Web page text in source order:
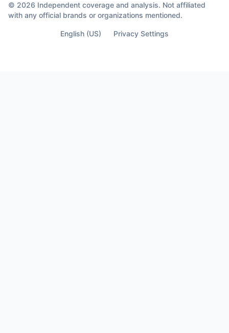
© 2026 Independent coverage and analysis. Not affiliated
with any official brands or organizations mentioned.
English (US) Privacy Settings